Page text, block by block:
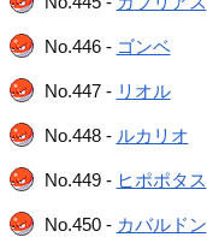
No.446 - ゴンベ
No.447 - リオル
No.448 - ルカリオ
No.449 - ヒポポタス
No.450 - カバルドン